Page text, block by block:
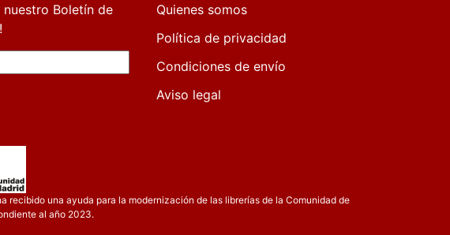
nuestro Boletín de
Quienes somos
Política de privacidad
Condiciones de envío
Aviso legal
recibido una ayuda para la modernización de las librerías de la Comunidad de
al año 2023.